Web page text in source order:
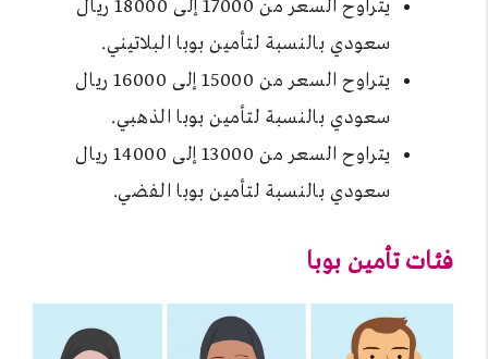
يتراوح السعر من 17000 إلى 18000 ريال
سعودي بالنسبة لتأمين بوبا البلاتيني.
يتراوح السعر من 15000 إلى 16000 ريال
سعودي بالنسبة لتأمين بوبا الذهبي.
يتراوح السعر من 13000 إلى 14000 ريال
سعودي بالنسبة لتأمين بوبا الفضي.
فئات تأمين بوبا